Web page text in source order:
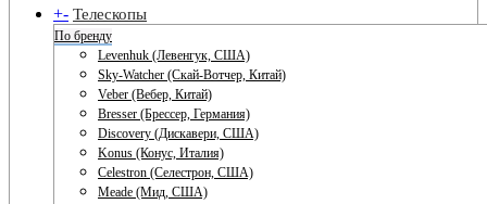
+- Телескопы
По бренду
Levenhuk (Левенгук, США)
Sky-Watcher (Скай-Вотчер, Китай)
Veber (Вебер, Китай)
Bresser (Брессер, Германия)
Discovery (Дискавери, США)
Konus (Конус, Италия)
Celestron (Селестрон, США)
Meade (Мид, США)